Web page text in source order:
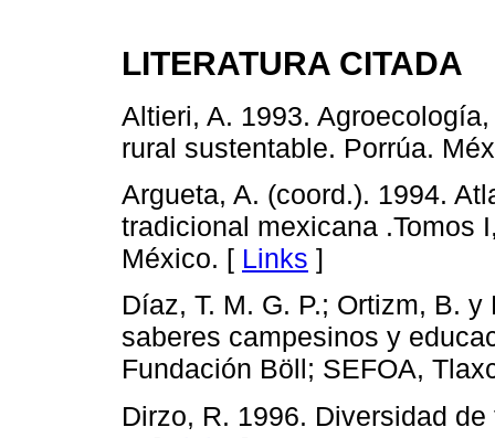
LITERATURA CITADA
Altieri, A. 1993.
rural sustentable. Porrúa.
Argueta, A. (coord.). 1994.
tradicional mexicana .Tomos
México. [ Links ]
Díaz, T. M. G. P.; Ortizm, B.
saberes campesinos y
Fundación Böll; SEFOA,
Dirzo, R. 1996. Diversidad